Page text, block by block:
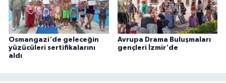
Osmangazi'de geleceğin
yüzücüleri sertifikalarını
aldı
Avrupa Drama Buluşmaları
gençleri İzmir'de